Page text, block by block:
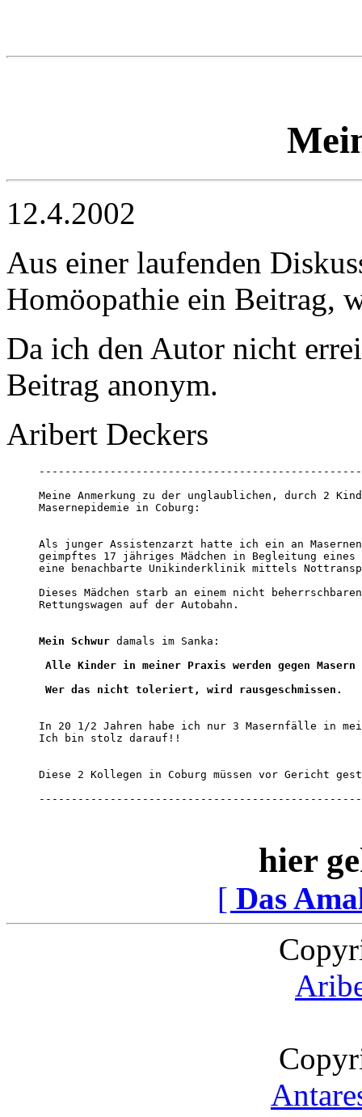
12.4.2002
Aus einer laufenden
Homöopathie ein Beitrag,
Da ich den Autor nicht
Beitrag anonym.
Aribert Deckers
Meine Anmerkung zu der unglaublichen, durch 2
Masernepidemie in Coburg:
Als junger Assistenzarzt hatte ich ein an
geimpftes 17 jähriges Mädchen in Begleitung
eine benachbarte Unikinderklinik mittels
Dieses Mädchen starb an einem nicht
Rettungswagen auf der Autobahn.
Mein Schwur damals im Sanka:
Alle Kinder in meiner Praxis werden gegen
Wer das nicht toleriert, wird rausgeschmissen.
In 20 1/2 Jahren habe ich nur 3 Masernfälle in
Ich bin stolz darauf!!
Diese 2 Kollegen in Coburg müssen vor Gericht
hier
[ Das